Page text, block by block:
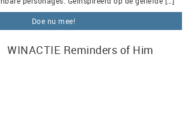
Doe nu mee!
WINACTIE Reminders of Him